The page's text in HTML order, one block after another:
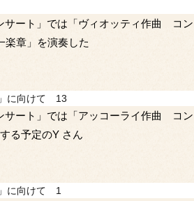
サート」では「ヴィオッティ作曲 コン
章」を演奏した
」に向けて 13
サート」では「アッコーライ作曲 コン
る予定のY さん
に向けて 1